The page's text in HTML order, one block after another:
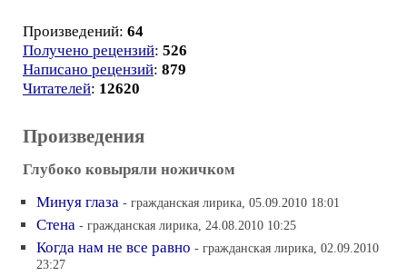
Произведений: 64
Получено рецензий: 526
Написано рецензий: 879
Читателей: 12620
Произведения
Глубоко ковыряли ножичком
Минуя глаза - гражданская лирика, 05.09.2010 18:01
Стена - гражданская лирика, 24.08.2010 10:25
Когда нам не все равно - гражданская лирика, 02.09.2010
23:27